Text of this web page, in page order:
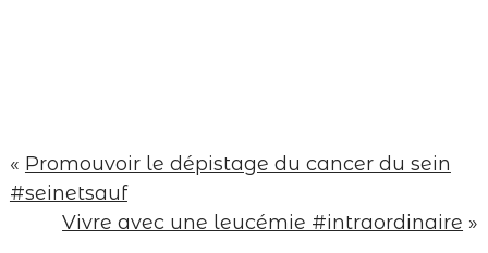
Fiou.
La claque.
Magnifique reportage Agnès…
« Promouvoir le dépistage du cancer du sein
#seinetsauf
Vivre avec une leucémie #intraordinaire »